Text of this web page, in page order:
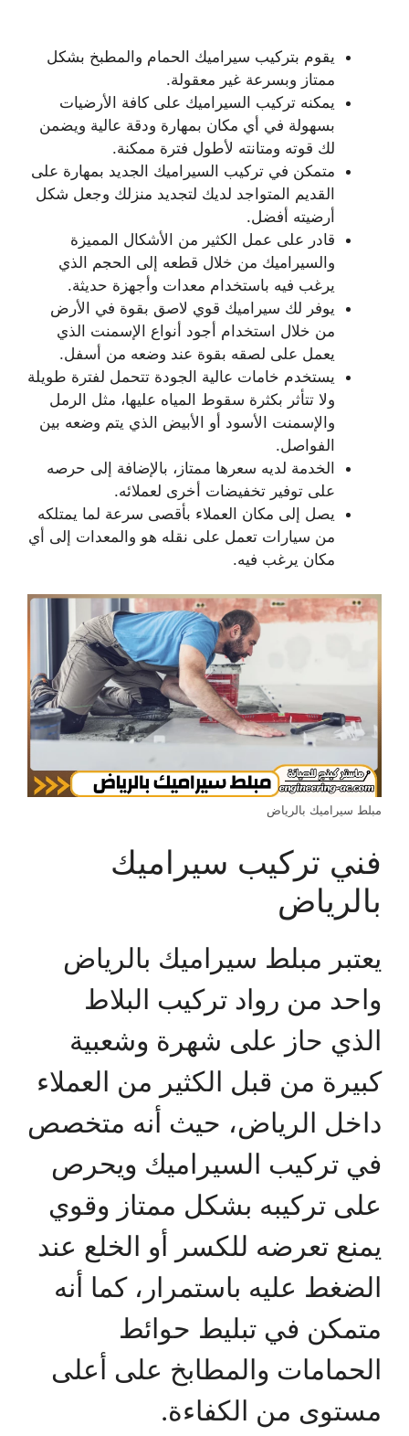
يقوم بتركيب سيراميك الحمام والمطبخ بشكل
ممتاز وبسرعة غير معقولة.
يمكنه تركيب السيراميك على كافة الأرضيات
بسهولة في أي مكان بمهارة ودقة عالية ويضمن
لك قوته ومتانته لأطول فترة ممكنة.
متمكن في تركيب السيراميك الجديد بمهارة على
القديم المتواجد لديك لتجديد منزلك وجعل شكل
أرضيته أفضل.
قادر على عمل الكثير من الأشكال المميزة
والسيراميك من خلال قطعه إلى الحجم الذي
يرغب فيه باستخدام معدات وأجهزة حديثة.
يوفر لك سيراميك قوي لاصق بقوة في الأرض
من خلال استخدام أجود أنواع الإسمنت الذي
يعمل على لصقه بقوة عند وضعه من أسفل.
يستخدم خامات عالية الجودة تتحمل لفترة طويلة
ولا تتأثر بكثرة سقوط المياه عليها، مثل الرمل
والإسمنت الأسود أو الأبيض الذي يتم وضعه بين
الفواصل.
الخدمة لديه سعرها ممتاز، بالإضافة إلى حرصه
على توفير تخفيضات أخرى لعملائه.
يصل إلى مكان العملاء بأقصى سرعة لما يمتلكه
من سيارات تعمل على نقله هو والمعدات إلى أي
مكان يرغب فيه.
مبلط سيراميك بالرياض
فني تركيب سيراميك
بالرياض
يعتبر مبلط سيراميك بالرياض
واحد من رواد تركيب البلاط
الذي حاز على شهرة وشعبية
كبيرة من قبل الكثير من العملاء
داخل الرياض، حيث أنه متخصص
في تركيب السيراميك ويحرص
على تركيبه بشكل ممتاز وقوي
يمنع تعرضه للكسر أو الخلع عند
الضغط عليه باستمرار، كما أنه
متمكن في تبليط حوائط
الحمامات والمطابخ على أعلى
مستوى من الكفاءة.